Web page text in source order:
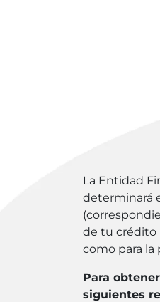
La Entidad
determinará
de tu crédito
como para
Para
siguientes